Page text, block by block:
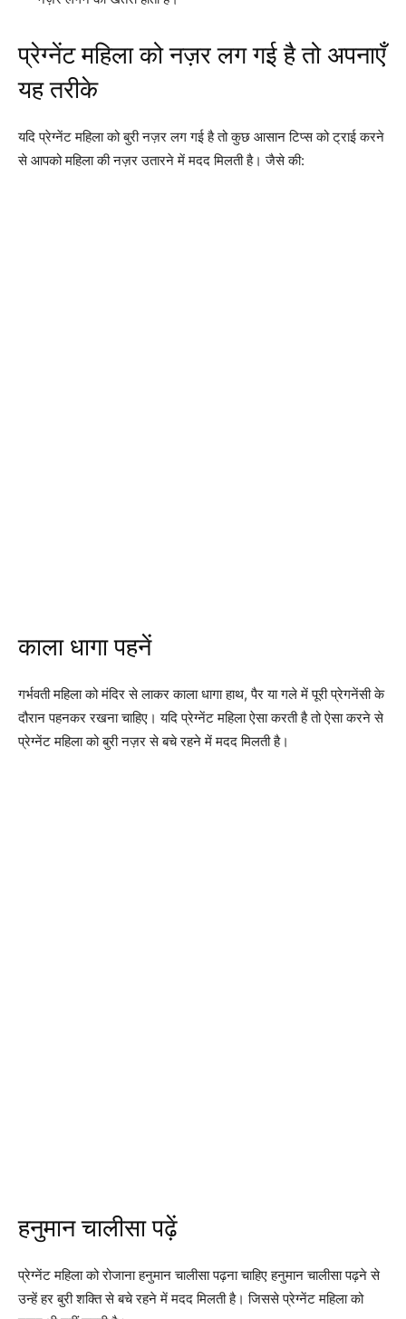
प्रेग्नेंट महिला को नज़र लग गई है तो अपनाएँ
यह तरीके
यदि प्रेग्नेंट महिला को बुरी नज़र लग गई है तो कुछ आसान टिप्स को ट्राई करने
से आपको महिला की नज़र उतारने में मदद मिलती है। जैसे की:
काला धागा पहनें
गर्भवती महिला को मंदिर से लाकर काला धागा हाथ, पैर या गले में पूरी प्रेगनेंसी के
दौरान पहनकर रखना चाहिए। यदि प्रेग्नेंट महिला ऐसा करती है तो ऐसा करने से
प्रेग्नेंट महिला को बुरी नज़र से बचे रहने में मदद मिलती है।
हनुमान चालीसा पढ़ें
प्रेग्नेंट महिला को रोजाना हनुमान चालीसा पढ़ना चाहिए हनुमान चालीसा पढ़ने से
उन्हें हर बुरी शक्ति से बचे रहने में मदद मिलती है। जिससे प्रेग्नेंट महिला को